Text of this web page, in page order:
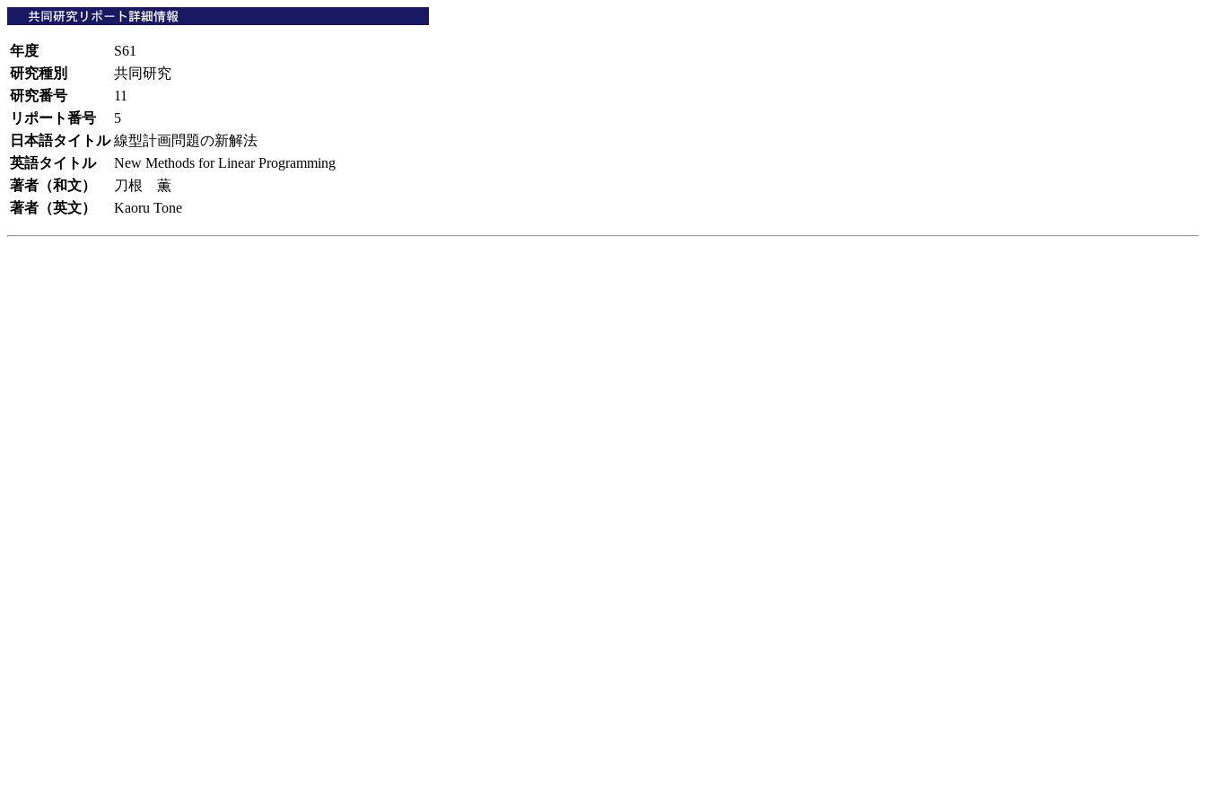
年度
S61
研究種別
共同研究
研究番号
11
リポート番号
5
日本語タイトル 線型計画問題の新解法
英語タイトル
New Methods for Linear Programming
著者（和文）
刀根 薫
著者（英文）
Kaoru Tone